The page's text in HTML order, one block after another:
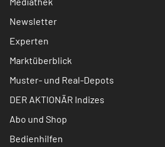
Newsletter
Experten
Marktüberblick
Muster- und Real-Depots
DER AKTIONÄR Indizes
Abo und Shop
Bedienhilfen